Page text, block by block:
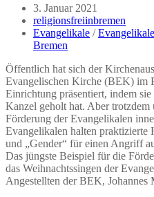
Beitrag
veröffentlicht:
3. Januar 2021
Beitrags-
Autor:
religionsfreiinbremen
Beitrags-
Kategorie:
Evangelikale /
Bremen
Öffentlich hat sich der
Evangelischen Kirche (BEK) im
Einrichtung präsentiert, indem
Kanzel geholt hat. Aber
Förderung der Evangelikalen
Evangelikalen halten praktizierte
und „Gender“ für einen Angriff
Das jüngste Beispiel für die
das Weihnachtssingen der
Angestellten der BEK, Johannes